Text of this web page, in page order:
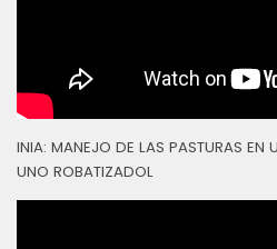
INIA: MANEJO DE LAS PASTURAS EN
UNO ROBATIZADOL